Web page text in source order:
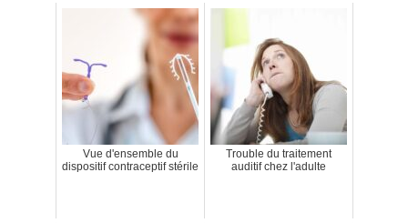
Vue d'ensemble du
dispositif contraceptif stérile
Trouble du traitement
auditif chez l'adulte